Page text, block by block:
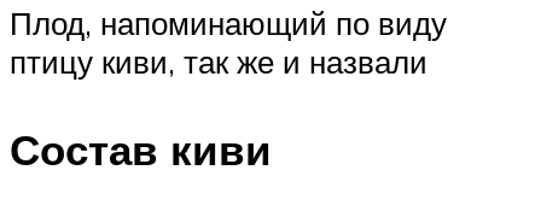
Плод, напоминающий по виду
птицу киви, так же и назвали
Состав киви